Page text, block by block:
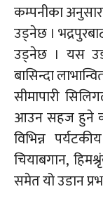
कम्पनीका अनुसार
उड्नेछ ।
उड्नेछ । यस
बासिन्दा
सीमापारी
आउन सहज हुने
विभिन्न
चियाबगान,
समेत यो उडान